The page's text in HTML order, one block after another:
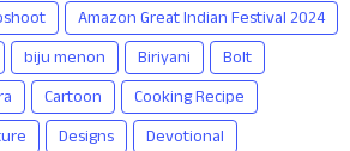
Amazon Great Indian Festival 2024
biju menon Biriyani
Bolt
Cartoon
Cooking Recipe
Designs
Devotional